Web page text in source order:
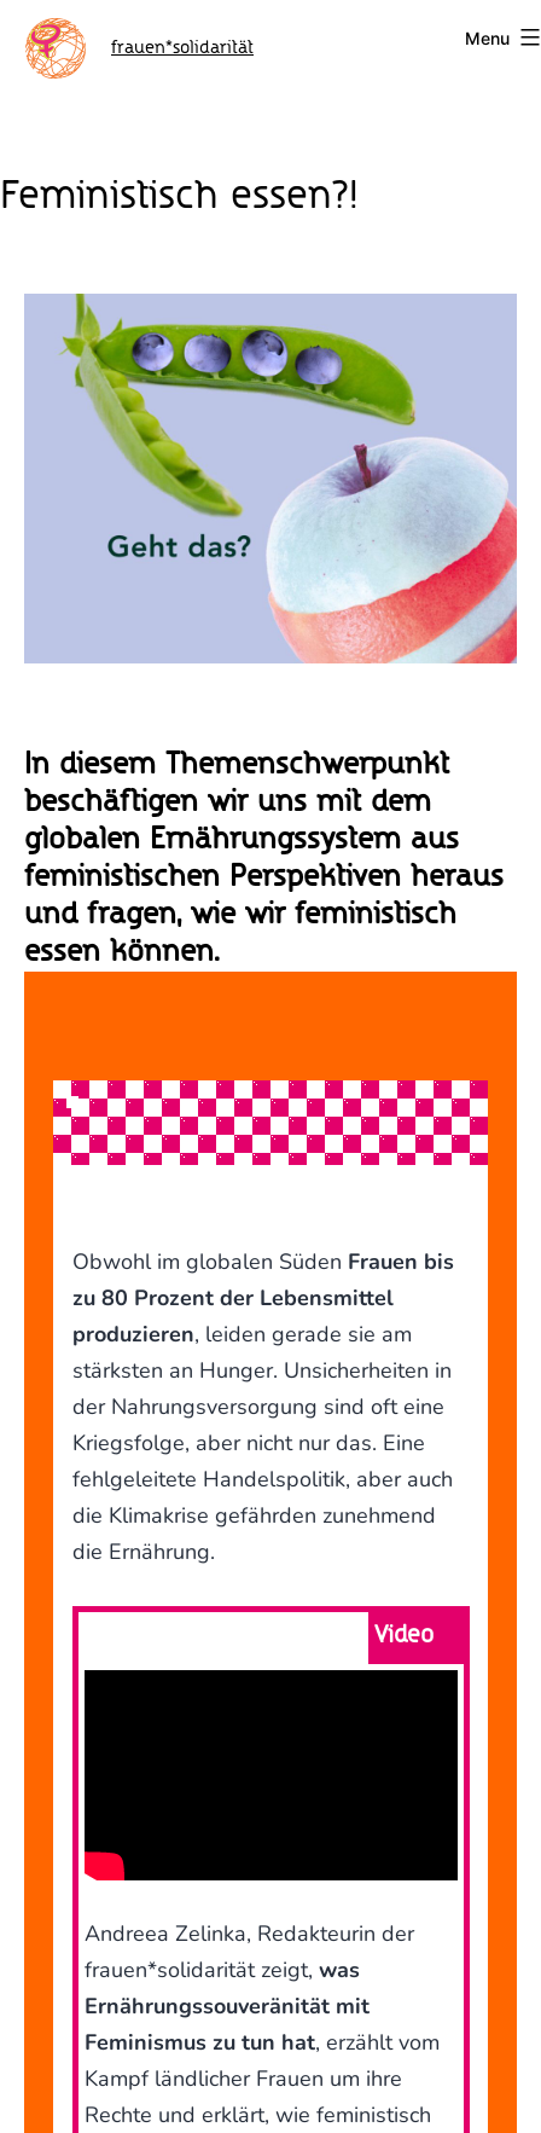
Skip
content
frauen*solidarität
Menu
Feministisch essen?!
In diesem Themenschwerpunkt
beschäftigen wir uns mit dem
globalen Ernährungssystem aus
feministischen Perspektiven heraus
und fragen, wie wir feministisch
essen können.
Obwohl im globalen Süden Frauen bis
zu 80 Prozent der Lebensmittel
produzieren, leiden gerade sie am
stärksten an Hunger. Unsicherheiten in
der Nahrungsversorgung sind oft eine
Kriegsfolge, aber nicht nur das. Eine
fehlgeleitete Handelspolitik, aber auch
die Klimakrise gefährden zunehmend
die Ernährung.
Video
Andreea Zelinka, Redakteurin der
frauen*solidarität zeigt, was
Ernährungssouveränität mit
Feminismus zu tun hat, erzählt vom
Kampf ländlicher Frauen um ihre
Rechte und erklärt, wie feministisch